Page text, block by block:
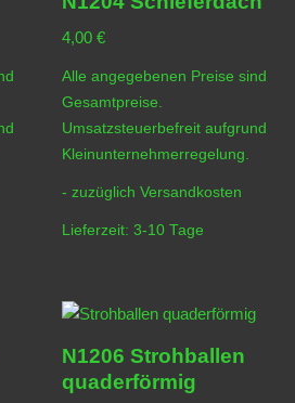
4,00 €
Alle angegebenen Preise sind
Gesamtpreise.
Umsatzsteuerbefreit aufgrund
Kleinunternehmerregelung.
- zuzüglich Versandkosten
Lieferzeit: 3-10 Tage
N1206 Strohballen
quaderförmig